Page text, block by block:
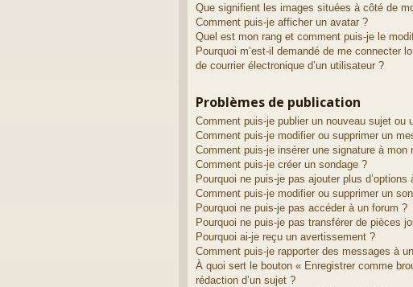
Que signifient les images situées à côté de
Comment puis-je afficher un avatar ?
Quel est mon rang et comment puis-je le
Pourquoi m’est-il demandé de me connecter
de courrier électronique d’un utilisateur ?
Problèmes de publication
Comment puis-je publier un nouveau sujet ou
Comment puis-je modifier ou supprimer un
Comment puis-je insérer une signature à mon
Comment puis-je créer un sondage ?
Pourquoi ne puis-je pas ajouter plus d’options
Comment puis-je modifier ou supprimer un
Pourquoi ne puis-je pas accéder à un forum ?
Pourquoi ne puis-je pas transférer de pièces
Pourquoi ai-je reçu un avertissement ?
Comment puis-je rapporter des messages à
À quoi sert le bouton « Enregistrer comme
rédaction d’un sujet ?